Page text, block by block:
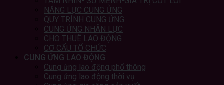
NĂNG LỰC CUNG ỨNG
QUY TRÌNH CUNG ỨNG
CUNG ỨNG NHÂN LỰC
CHO THUÊ LAO ĐỘNG
CƠ CẤU TỔ CHỨC
CUNG ỨNG LAO ĐỘNG
Cung ứng lao động phổ thông
Cung ứng lao động thời vụ